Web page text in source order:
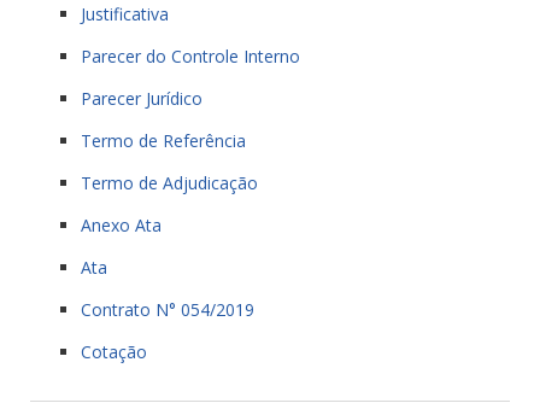
Justificativa
Parecer do Controle Interno
Parecer Jurídico
Termo de Referência
Termo de Adjudicação
Anexo Ata
Ata
Contrato N° 054/2019
Cotação